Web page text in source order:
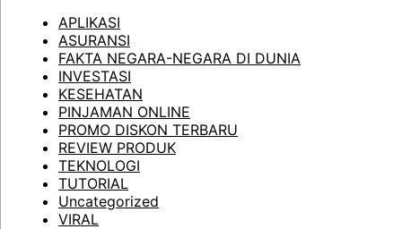
APLIKASI
ASURANSI
FAKTA NEGARA-NEGARA DI DUNIA
INVESTASI
KESEHATAN
PINJAMAN ONLINE
PROMO DISKON TERBARU
REVIEW PRODUK
TEKNOLOGI
TUTORIAL
Uncategorized
VIRAL